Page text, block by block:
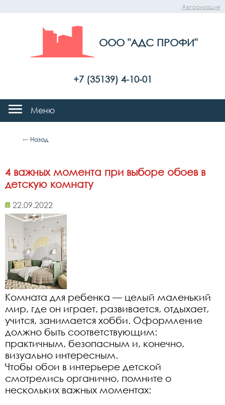
Авторизация
ООО "АДС ПРОФИ"
+7 (35139) 4-10-01
Меню
← Назад
4 важных момента при выборе обоев в
детскую комнату
22.09.2022
Комната для ребенка — целый маленький
мир, где он играет, развивается, отдыхает,
учится, занимается хобби. Оформление
должно быть соответствующим:
практичным, безопасным и, конечно,
визуально интересным.
Чтобы обои в интерьере детской
смотрелись органично, помните о
нескольких важных моментах: